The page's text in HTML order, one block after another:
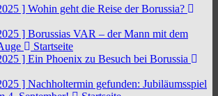
] Wohin geht die Reise der Borussia?
] Borussias VAR – der Mann mit dem
Startseite
] Ein Phoenix zu Besuch bei Borussia
] Nachholtermin gefunden: Jubiläumsspiel